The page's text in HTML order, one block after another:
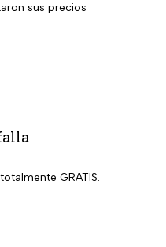
sus precios
GRATIS.